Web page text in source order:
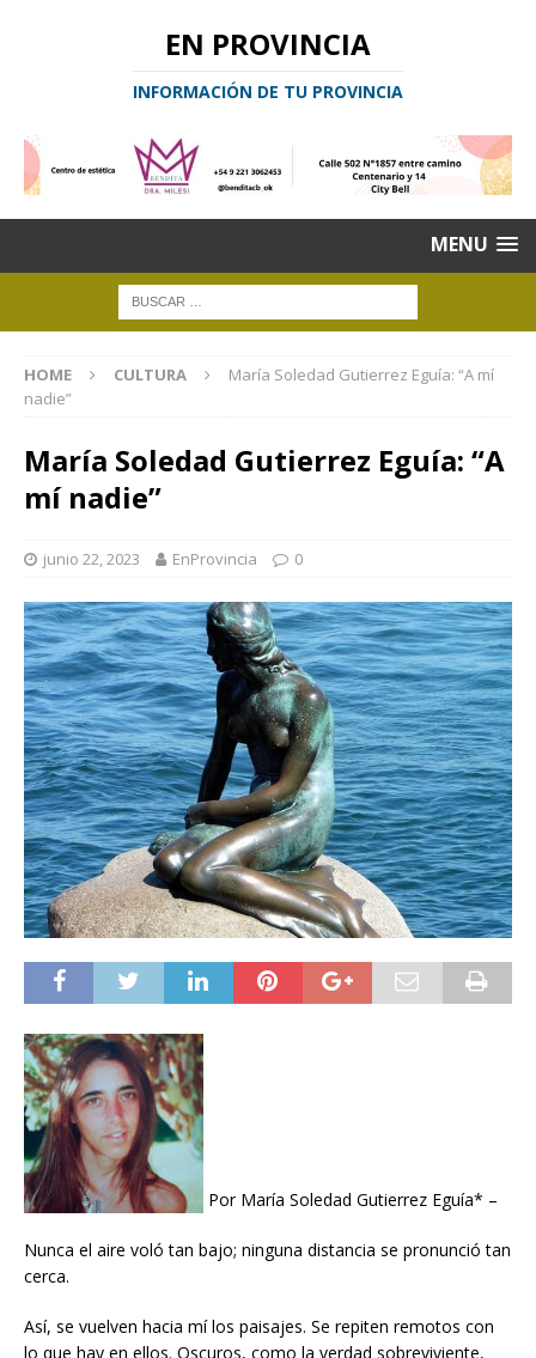
EN PROVINCIA
INFORMACIÓN DE TU PROVINCIA
MENU
HOME CULTURA
María Soledad Gutierrez Eguía: “A mí
nadie”
María Soledad Gutierrez Eguía: “A
mí nadie”
junio 22, 2023 EnProvincia 0
Por María Soledad Gutierrez Eguía* –
Nunca el aire voló tan bajo; ninguna distancia se pronunció tan
cerca.
Así, se vuelven hacia mí los paisajes. Se repiten remotos con
lo que hay en ellos. Oscuros, como la verdad sobreviviente,